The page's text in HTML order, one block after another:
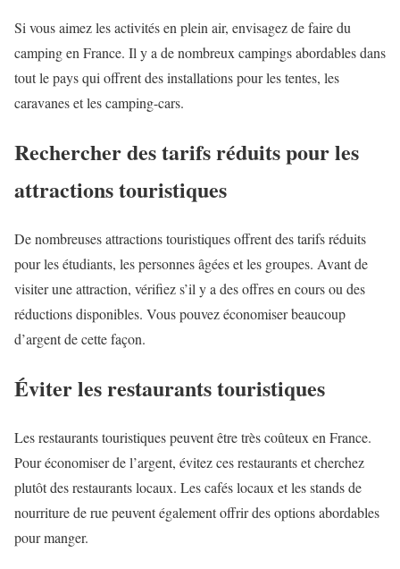
Si vous aimez les activités en plein air, envisagez de faire du
camping en France. Il y a de nombreux campings abordables dans
tout le pays qui offrent des installations pour les tentes, les
caravanes et les camping-cars.
Rechercher des tarifs réduits pour les
attractions touristiques
De nombreuses attractions touristiques offrent des tarifs réduits
pour les étudiants, les personnes âgées et les groupes. Avant de
visiter une attraction, vérifiez s’il y a des offres en cours ou des
réductions disponibles. Vous pouvez économiser beaucoup
d’argent de cette façon.
Éviter les restaurants touristiques
Les restaurants touristiques peuvent être très coûteux en France.
Pour économiser de l’argent, évitez ces restaurants et cherchez
plutôt des restaurants locaux. Les cafés locaux et les stands de
nourriture de rue peuvent également offrir des options abordables
pour manger.